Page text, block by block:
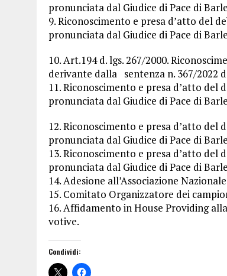
pronunciata dal Giudice di Pace di
9. Riconoscimento e presa d’atto del
pronunciata dal Giudice di Pace di
10. Art.194 d. lgs. 267/2000.
derivante dalla sentenza n. 367/2022
11. Riconoscimento e presa d’atto
pronunciata dal Giudice di Pace di
12. Riconoscimento e presa d’atto del
pronunciata dal Giudice di Pace di
13. Riconoscimento e presa d’atto
pronunciata dal Giudice di Pace di
14. Adesione all’Associazione
15. Comitato Organizzatore dei
16. Affidamento in House Providing
votive.
Condividi: